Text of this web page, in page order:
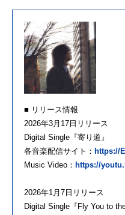
■ リリース情報
2026年3月17日リリース
Digital Single『寄り道』
各音楽配信サイト： https://
Music Video： https://
2026年1月7日リリース
Digital Single『Fly You to the